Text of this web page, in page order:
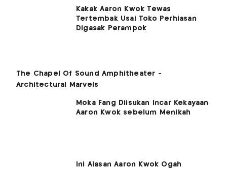
Kakak Aaron Kwok Tewas
Tertembak Usai Toko Perhiasan
Digasak Perampok
Moka Fang Diisukan Incar Kekayaan
Aaron Kwok sebelum Menikah
Ini Alasan Aaron Kwok Ogah